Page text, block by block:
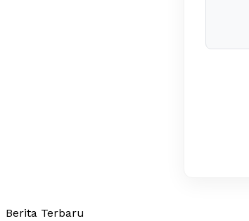
Berita Terbaru